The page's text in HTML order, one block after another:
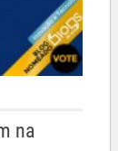
na